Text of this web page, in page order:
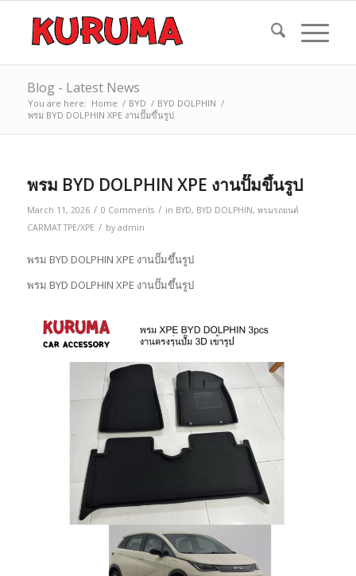
Blog - Latest News
You are here: Home / BYD / BYD DOLPHIN /
พรม BYD DOLPHIN XPE งานปั๊มขึ้นรูป
พรม BYD DOLPHIN XPE งานปั๊มขึ้นรูป
March 11, 2026 / 0 Comments / in BYD, BYD DOLPHIN, พรมรถยนต์
CARMAT TPE/XPE / by admin
พรม BYD DOLPHIN XPE งานปั๊มขึ้นรูป
พรม BYD DOLPHIN XPE งานปั๊มขึ้นรูป